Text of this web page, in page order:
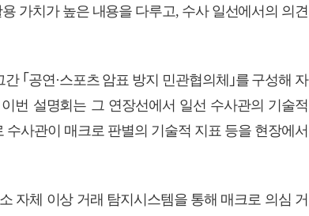
가치가 높은 내용을 다루고, 수사 일선에서의 의견
｢공연·스포츠 암표 방지 민관협의체｣를 구성해 자
번 설명회는 그 연장선에서 일선 수사관의 기술적
사관이 매크로 판별의 기술적 지표 등을 현장에서
자체 이상 거래 탐지시스템을 통해 매크로 의심 거